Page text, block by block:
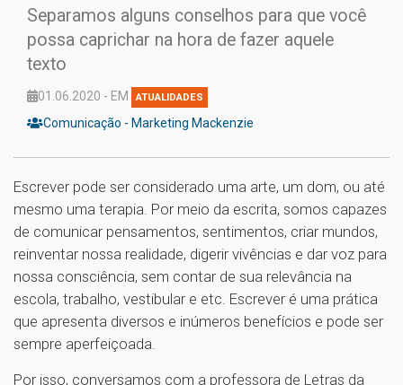
Separamos alguns conselhos para que você
possa caprichar na hora de fazer aquele
texto
01.06.2020 - EM ATUALIDADES
Comunicação - Marketing Mackenzie
Escrever pode ser considerado uma arte, um dom, ou até
mesmo uma terapia. Por meio da escrita, somos capazes
de comunicar pensamentos, sentimentos, criar mundos,
reinventar nossa realidade, digerir vivências e dar voz para
nossa consciência, sem contar de sua relevância na
escola, trabalho, vestibular e etc. Escrever é uma prática
que apresenta diversos e inúmeros benefícios e pode ser
sempre aperfeiçoada.
Por isso, conversamos com a professora de Letras da